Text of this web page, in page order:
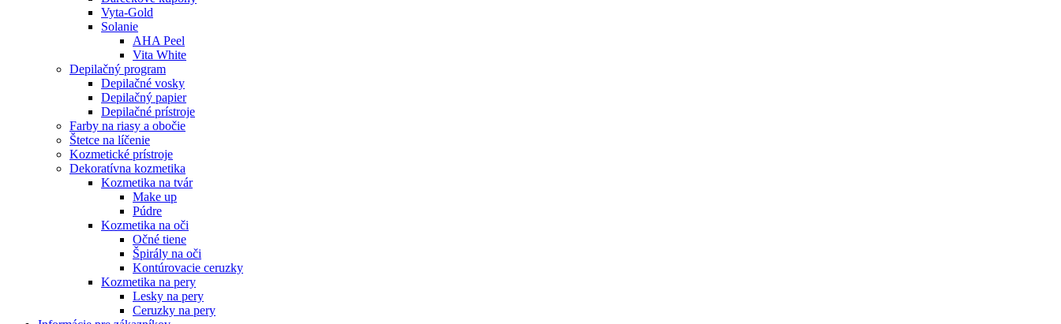
Vyta-Gold
Solanie
AHA Peel
Vita White
Depilačný program
Depilačné vosky
Depilačný papier
Depilačné prístroje
Farby na riasy a obočie
Štetce na líčenie
Kozmetické prístroje
Dekoratívna kozmetika
Kozmetika na tvár
Make up
Púdre
Kozmetika na oči
Očné tiene
Špirály na oči
Kontúrovacie ceruzky
Kozmetika na pery
Lesky na pery
Ceruzky na pery